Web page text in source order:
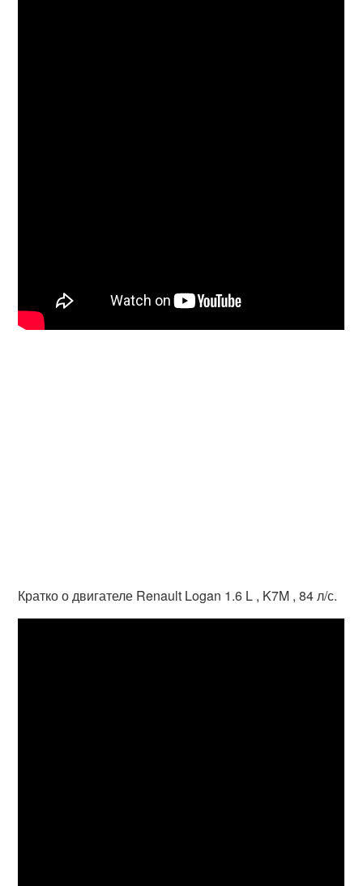
Кратко о двигателе Renault Logan 1.6 L , K7M , 84 л/с.